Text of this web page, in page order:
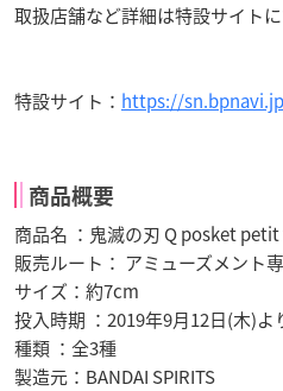
取扱店舗など詳細は特設サイトに
特設サイト： https://
商品概要
商品名 ：鬼滅の刃 Q posket
販売ルート： アミューズメント
サイズ：約7cm
投入時期 ：2019年9月12日(木)よ
種類 ：全3種
製造元：BANDAI SPIRITS